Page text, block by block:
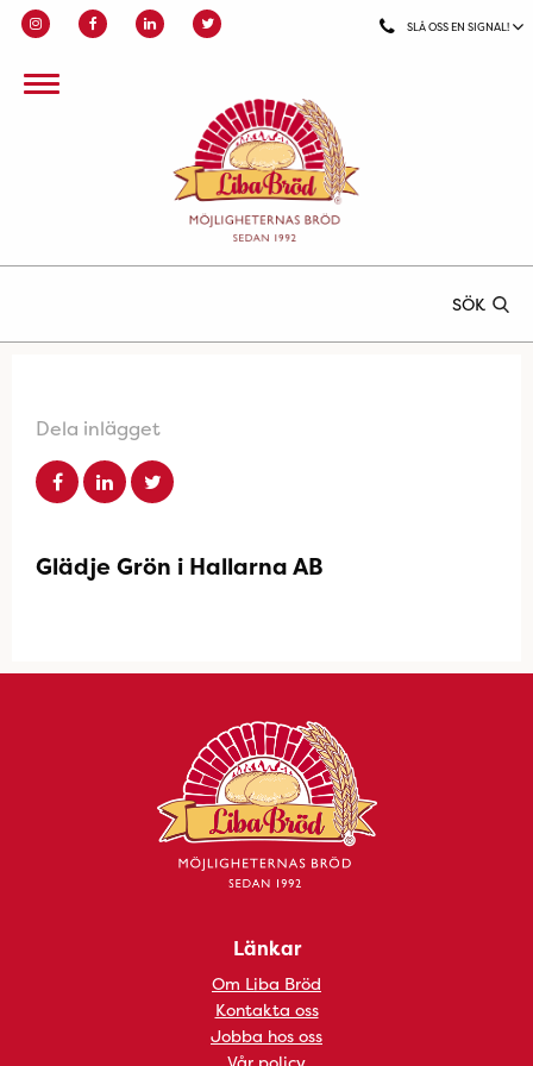
SLÅ OSS EN SIGNAL!
SÖK
Dela inlägget
Glädje Grön i Hallarna AB
Länkar
Om Liba Bröd
Kontakta oss
Jobba hos oss